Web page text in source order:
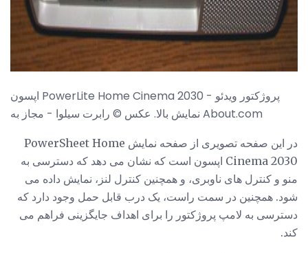
اپسون PowerLite Home Cinema 2030 پروژکتور ویدئو -
نمایش بالا. عکس © رابرت سیلوا - مجاز به About.com
در این صفحه تصویری از صفحه نمایش PowerSheet Home
Cinema 2030 اپسون است که نشان می دهد که دسترسی به
منو و کنترل های ناوبری، و همچنین کنترل لنز، نمایش داده می
شود. همچنین در سمت راست، یک درب قابل حمل وجود دارد که
دسترسی به لامپ پروژکتور را برای اهداف جایگزینی فراهم می
کند.